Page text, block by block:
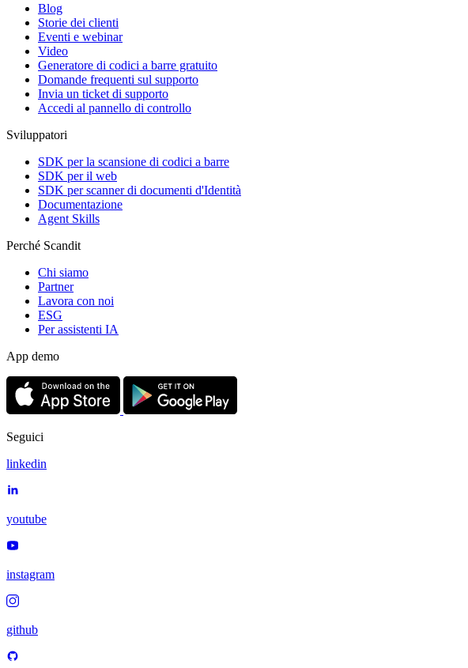
Blog
Storie dei clienti
Eventi e webinar
Video
Generatore di codici a barre gratuito
Domande frequenti sul supporto
Invia un ticket di supporto
Accedi al pannello di controllo
Sviluppatori
SDK per la scansione di codici a barre
SDK per il web
SDK per scanner di documenti d'Identità
Documentazione
Agent Skills
Perché Scandit
Chi siamo
Partner
Lavora con noi
ESG
Per assistenti IA
App demo
Seguici
linkedin
youtube
instagram
github